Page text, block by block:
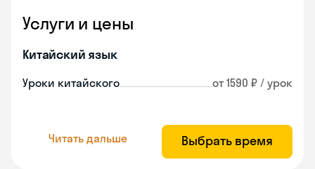
Услуги и цены
Китайский язык
Уроки китайского от 1590 ₽ / урок
Читать дальше Выбрать время